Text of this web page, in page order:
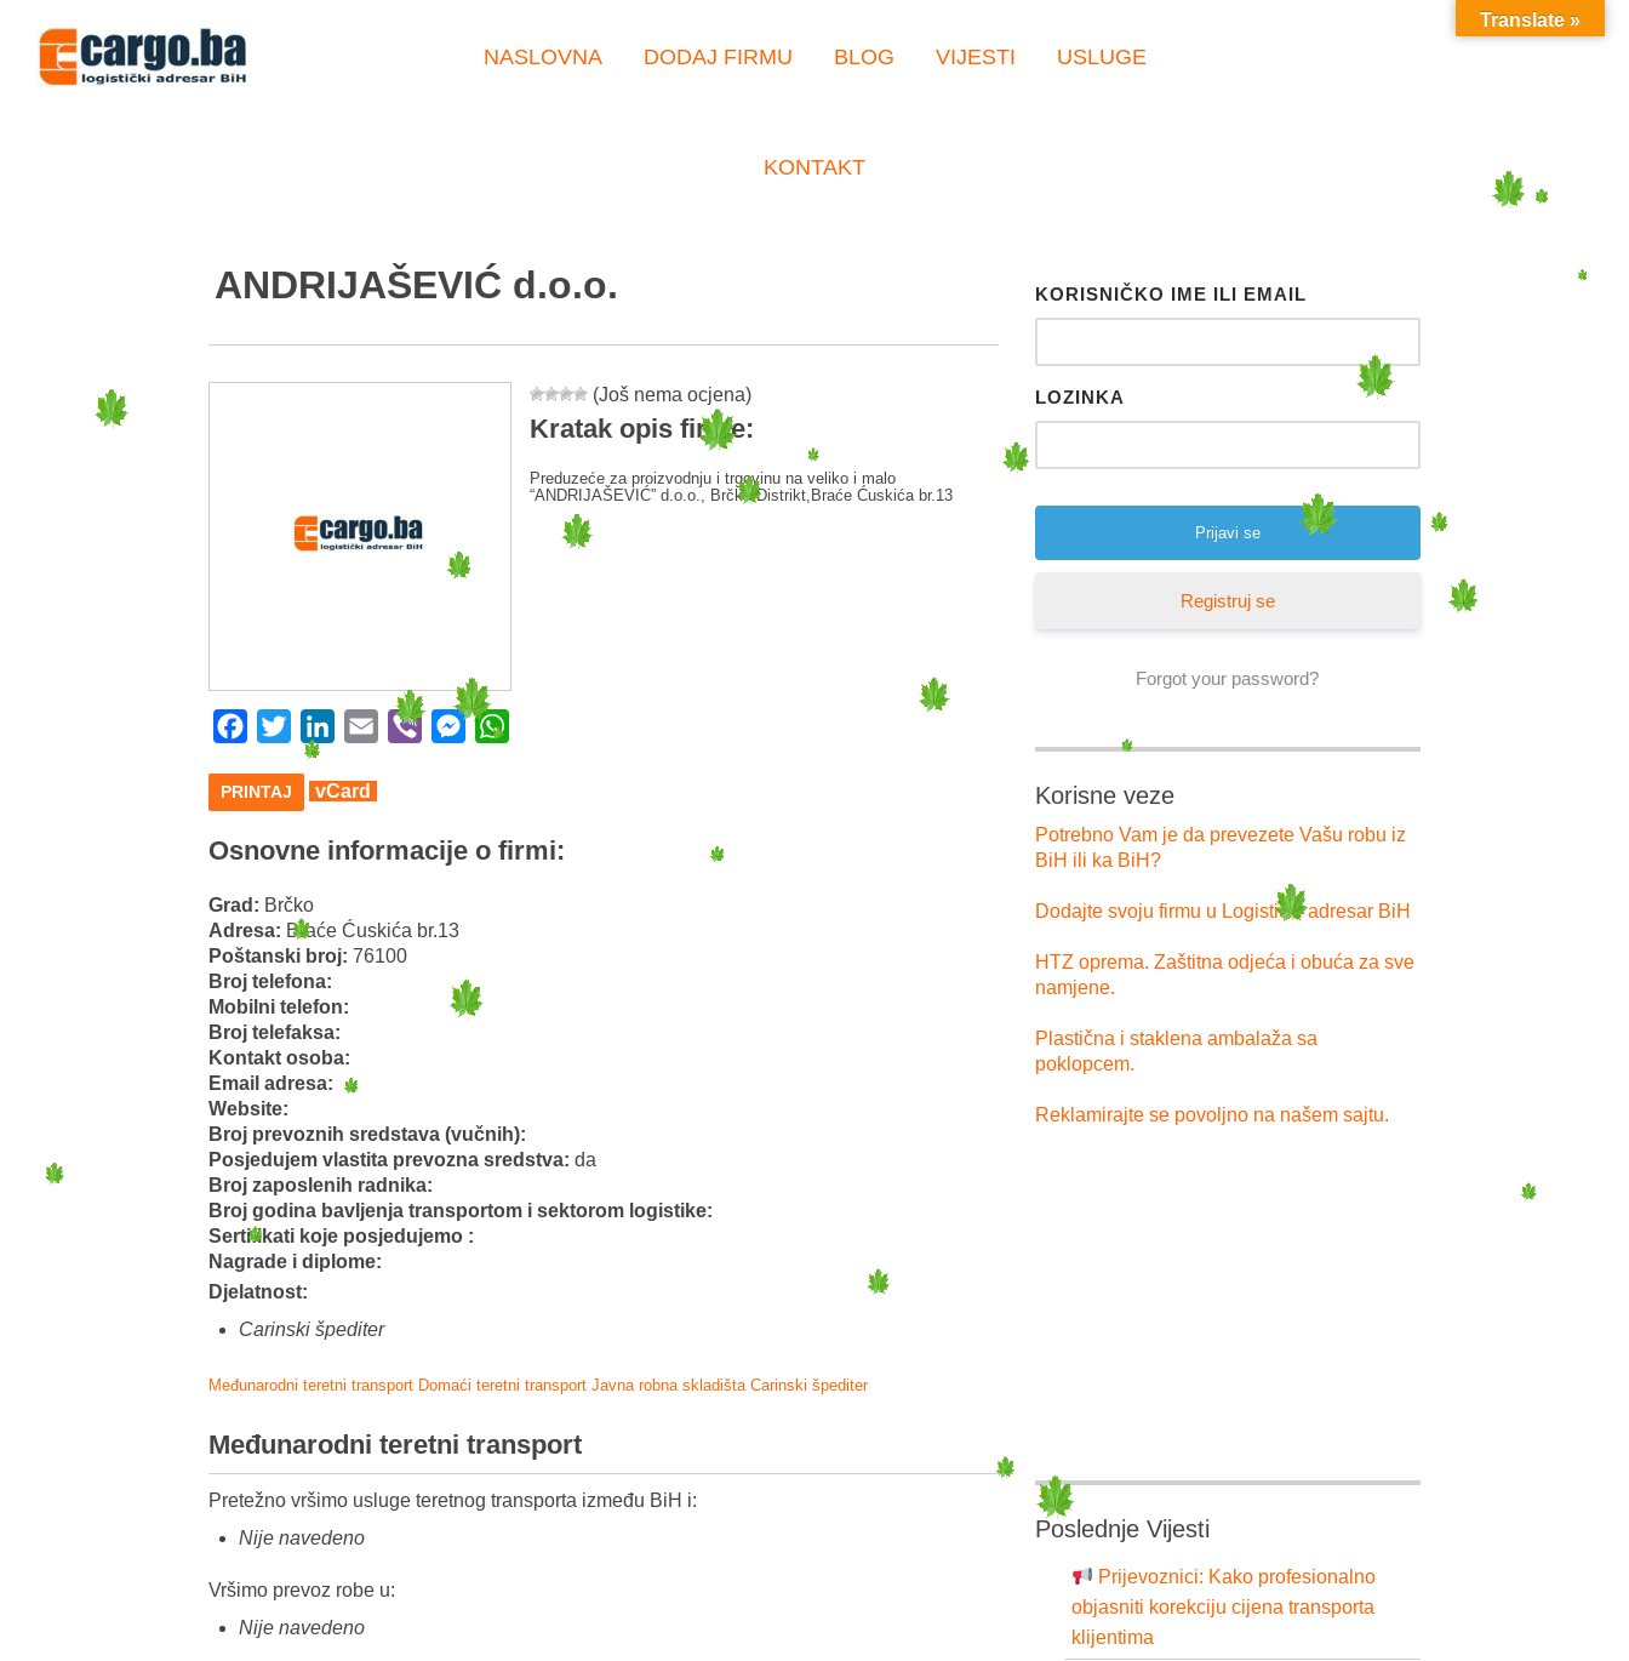
NASLOVNA DODAJ FIRMU BLOG VIJESTI USLUGE
KONTAKT
ANDRIJAŠEVIĆ d.o.o.
(Još nema ocjena)
Kratak opis firme:
Preduzeće za proizvodnju i trgovinu na veliko i malo
“ANDRIJAŠEVIĆ” d.o.o., Brčko Distrikt,Braće Ćuskića br.13
Facebook
Twitter LinkedIn
Email ViberMessenger
PRINTAJ vCard
Osnovne informacije o firmi:
Grad: Brčko
Adresa: Braće Ćuskića br.13
Poštanski broj: 76100
Broj telefona:
Mobilni telefon:
Broj telefaksa:
Kontakt osoba:
Email adresa:
Website:
Broj prevoznih sredstava (vučnih):
Posjedujem vlastita prevozna sredstva: da
Broj zaposlenih radnika:
Broj godina bavljenja transportom i sektorom logistike:
Sertifikati koje posjedujemo :
Nagrade i diplome:
Djelatnost:
Carinski špediter
Međunarodni teretni transport Domaći teretni transport Javna robna skladišta Carinski špediter
Međunarodni teretni transport
Pretežno vršimo usluge teretnog transporta između BiH i:
Nije navedeno
Vršimo prevoz robe u:
Nije navedeno
KORISNIČKO IME ILI EMAIL
LOZINKA
Registruj se
Forgot your password?
Korisne veze
Potrebno Vam je da prevezete Vašu robu iz
BiH ili ka BiH?
Dodajte svoju firmu u Logistički adresar BiH
HTZ oprema. Zaštitna odjeća i obuća za sve
namjene.
Plastična i staklena ambalaža sa
poklopcem.
Reklamirajte se povoljno na našem sajtu.
Poslednje Vijesti
Prijevoznici: Kako profesionalno
objasniti korekciju cijena transporta
klijentima
Translate »